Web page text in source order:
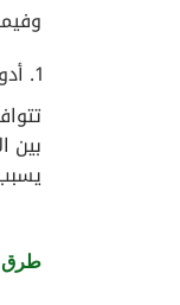
بين
طرق